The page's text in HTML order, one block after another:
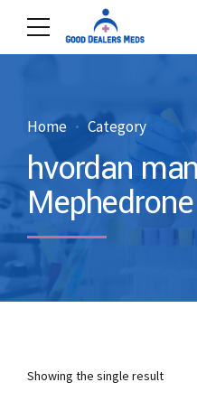
Home Category
hvordan
Showing the single result